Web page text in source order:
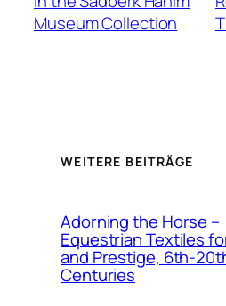
Museum Collection
WEITERE BEITRÄGE
Adorning the Horse –
Equestrian Textiles
and Prestige, 6th-
Centuries